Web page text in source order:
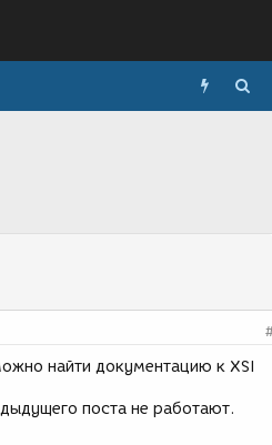
найти документацию к XSI
поста не работают.